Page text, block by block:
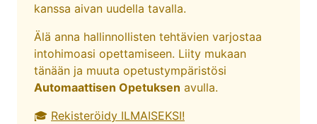
kanssa aivan uudella tavalla.
Älä anna hallinnollisten tehtävien varjostaa
intohimoasi opettamiseen. Liity mukaan
tänään ja muuta opetustympäristösi
Automaattisen Opetuksen avulla.
🎓 Rekisteröidy ILMAISEKSI!